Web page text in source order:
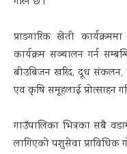
प्राङगारिक खेती
कार्यक्रम सञ्चालन गर्न
बीउबिजन खरिद, दूध
एव कृषि समूहलाई प्रोत्साहन
गाउँपालिका भित्रका सबै
लागिएको पशुसेवा प्राविधिक